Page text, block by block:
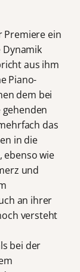
ein
aus ihm
Piano-
dem bei
das
in die
ebenso wie
und
an ihrer
versteht
bei der